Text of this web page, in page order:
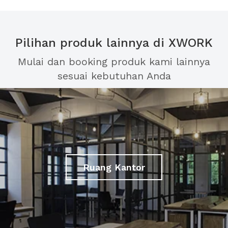
Pilihan produk lainnya di XWORK
Mulai dan booking produk kami lainnya
sesuai kebutuhan Anda
Ruang Kantor